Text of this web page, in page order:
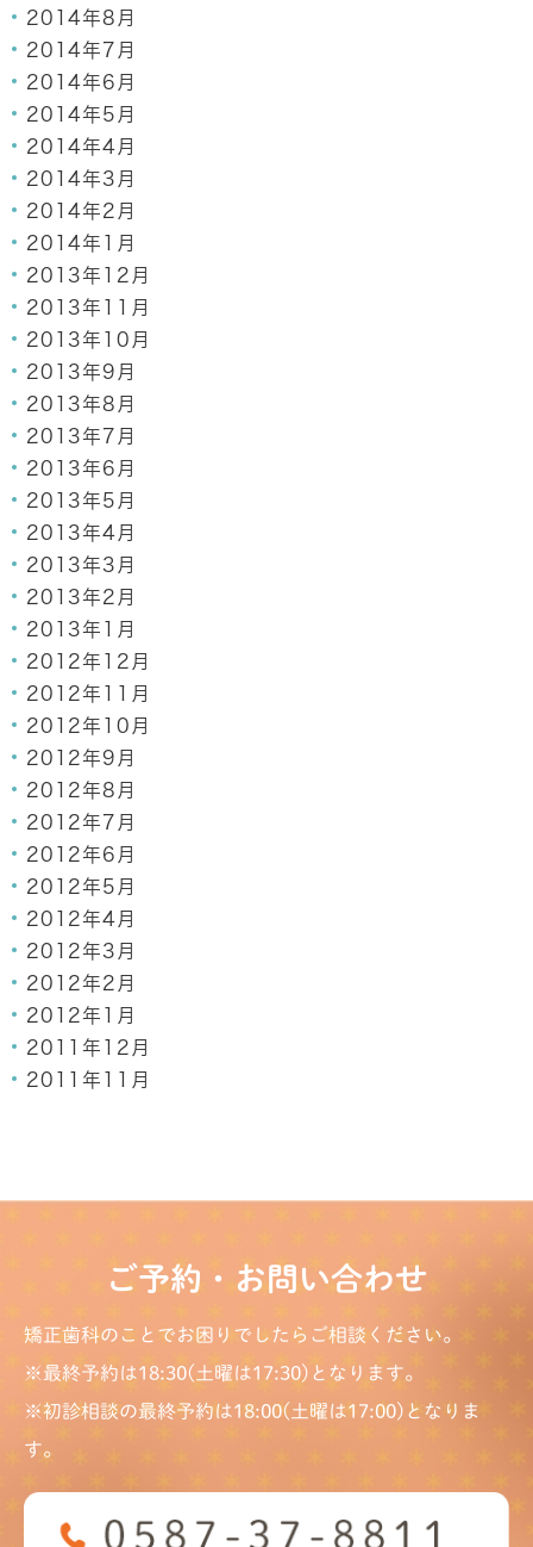
2014年8月
2014年7月
2014年6月
2014年5月
2014年4月
2014年3月
2014年2月
2014年1月
2013年12月
2013年11月
2013年10月
2013年9月
2013年8月
2013年7月
2013年6月
2013年5月
2013年4月
2013年3月
2013年2月
2013年1月
2012年12月
2012年11月
2012年10月
2012年9月
2012年8月
2012年7月
2012年6月
2012年5月
2012年4月
2012年3月
2012年2月
2012年1月
2011年12月
2011年11月
ご予約・お問い合わせ
矯正歯科のことでお困りでしたらご相談ください。
※最終予約は18:30(土曜は17:30)となります。
※初診相談の最終予約は18:00(土曜は17:00)となりま
す。